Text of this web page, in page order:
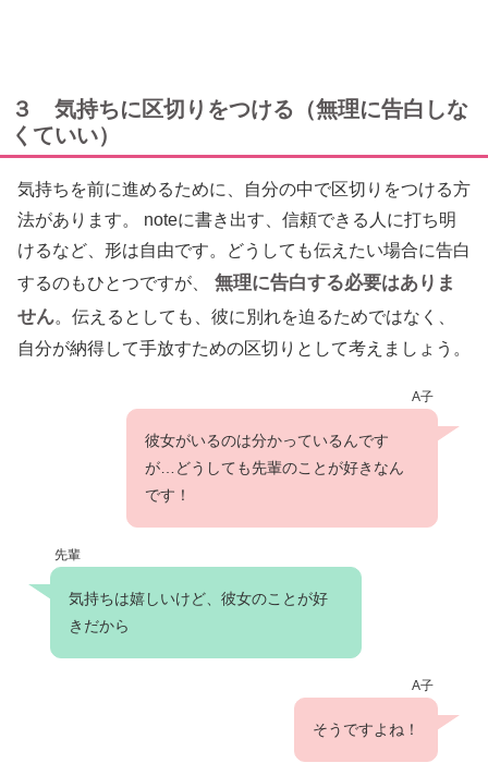
３ 気持ちに区切りをつける（無理に告白しな
くていい）
気持ちを前に進めるために、自分の中で区切りをつける方
法があります。 noteに書き出す、信頼できる人に打ち明
けるなど、形は自由です。どうしても伝えたい場合に告白
するのもひとつですが、
無理に告白する必要はありま
せん。伝えるとしても、彼に別れを迫るためではなく、
自分が納得して手放すための区切りとして考えましょう。
A子
彼女がいるのは分かっているんです
が…どうしても先輩のことが好きなん
です！
先輩
気持ちは嬉しいけど、彼女のことが好
きだから
A子
そうですよね！